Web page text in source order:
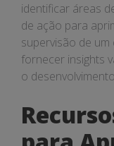
identificar áreas
de ação para
supervisão de
fornecer insights
o